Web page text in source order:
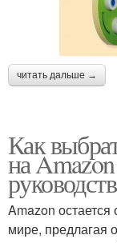
читать дальше →
Как
на
Amazon
мире, предлагая